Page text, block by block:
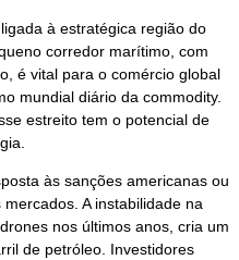
à estratégica região do
corredor marítimo, com
é vital para o comércio global
mundial diário da commodity.
estreito tem o potencial de
às sanções americanas ou
A instabilidade na
nos últimos anos, cria um
de petróleo. Investidores